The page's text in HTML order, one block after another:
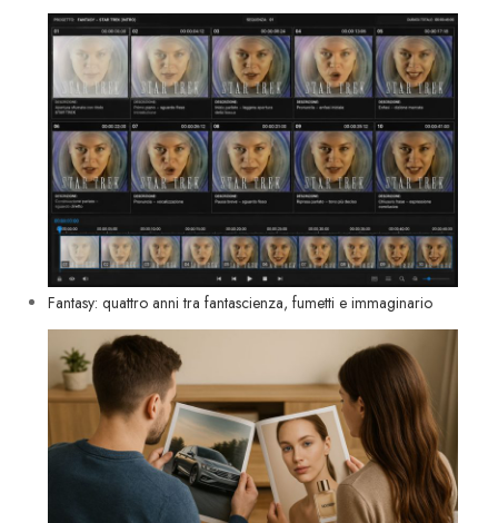
Fantasy: quattro anni tra fantascienza, fumetti e immaginario